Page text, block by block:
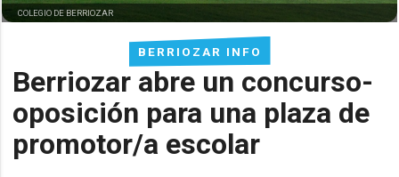
BERRIOZAR INFO
Berriozar abre un concurso-
oposición para una plaza de
promotor/a escolar
COLEGIO DE BERRIOZAR